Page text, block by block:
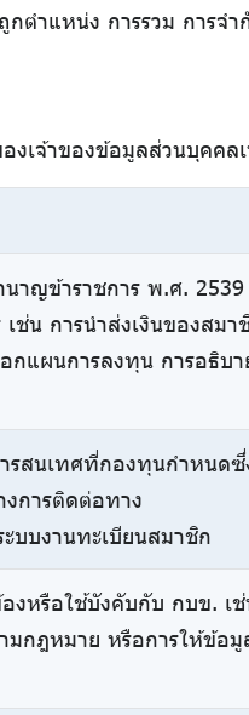
กตำแหน่ง การรวม การ
งเจ้าของข้อมูลส่วนบุคค
าญข้าราชการ พ.ศ. 2539
ช่น การนำส่งเงินของสมา
กแผนการลงทุน การอธิบา
รสนเทศที่กองทุนกำหนดซึ่
การติดต่อทาง
บบงานทะเบียนสมาชิก
งหรือใช้บังคับกับ กบข. เ
มกฎหมาย หรือการให้ข้อมู